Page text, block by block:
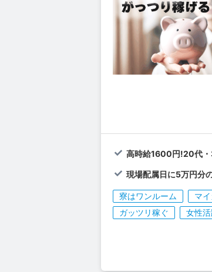
高時給1600円!20代
現場配属日に5万円分
寮はワンルーム マ
ガッツリ稼ぐ
女性